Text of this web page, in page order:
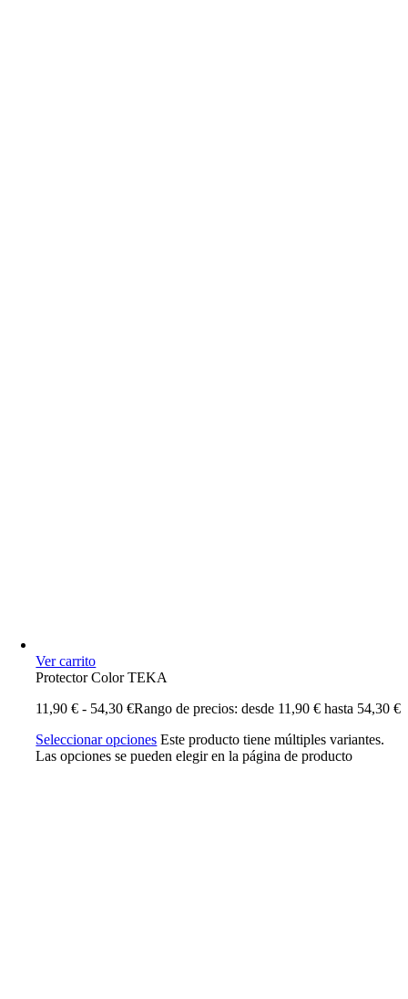
Ver carrito
Protector Color TEKA
11,90€ - 54,30€Rango de precios: desde 11,90 € hasta 54,30 €
Seleccionar opciones Este producto tiene múltiples variantes.
Las opciones se pueden elegir en la página de producto